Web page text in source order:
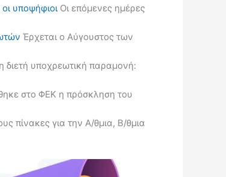
υποψήφιοι Οι επόμενες ημέρες
Έρχεται ο Αύγουστος των
διετή υποχρεωτική παραμονή:
στο ΦΕΚ η πρόσκληση του
πίνακες για την Α/θμια, Β/θμια